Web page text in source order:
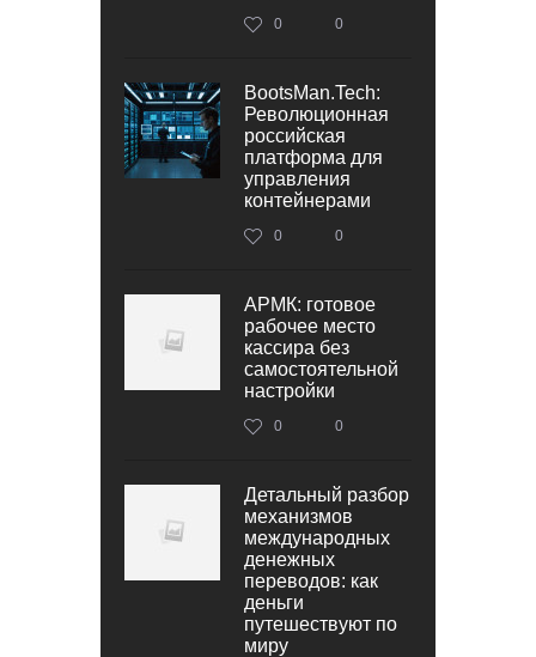
0 0
BootsMan.Tech:
Революционная
российская
платформа для
управления
контейнерами
0 0
АРМК: готовое
рабочее место
кассира без
самостоятельной
настройки
0 0
Детальный разбор
механизмов
международных
денежных
переводов: как
деньги
путешествуют по
миру